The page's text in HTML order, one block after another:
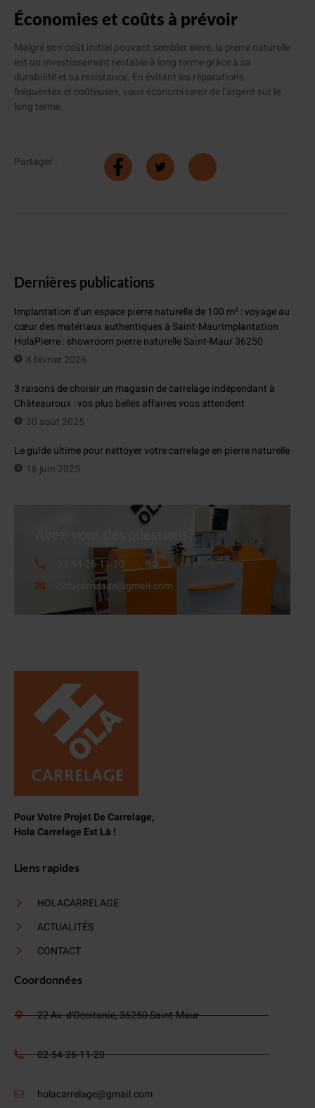
Économies et coûts à prévoir
Malgré son coût initial pouvant sembler élevé, la pierre naturelle
est un investissement rentable à long terme grâce à sa
durabilité et sa résistance. En évitant les réparations
fréquentes et coûteuses, vous économiserez de l’argent sur le
long terme.
Partager :
Dernières publications
Implantation d’un espace pierre naturelle de 100 m² : voyage au
cœur des matériaux authentiques à Saint-MaurImplantation
HolaPierre : showroom pierre naturelle Saint-Maur 36250
4 février 2026
3 raisons de choisir un magasin de carrelage indépendant à
Châteauroux : vos plus belles affaires vous attendent
30 août 2025
Le guide ultime pour nettoyer votre carrelage en pierre naturelle
16 juin 2025
02-54-26-11-20
holacarrelage@gmail.com
Pour Votre Projet De Carrelage,
Hola Carrelage Est Là !
Liens rapides
HOLACARRELAGE
ACTUALITÉS
CONTACT
Coordonnées
22 Av. d'Occitanie, 36250 Saint-Maur
02-54-26-11-20
holacarrelage@gmail.com